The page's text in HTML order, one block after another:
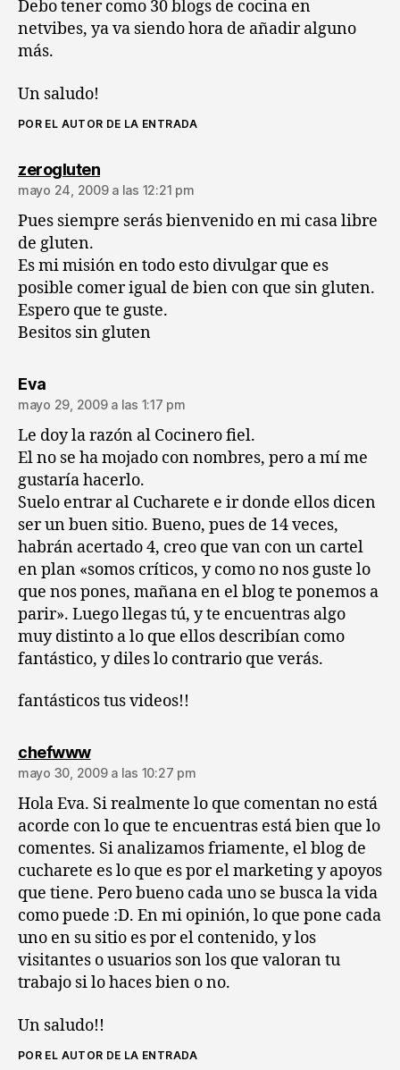
Debo tener como 30 blogs de cocina en
netvibes, ya va siendo hora de añadir alguno
más.
Un saludo!
POR EL AUTOR DE LA ENTRADA
zeroglutendice:
mayo 24, 2009 a las 12:21 pm
Pues siempre serás bienvenido en mi casa libre
de gluten.
Es mi misión en todo esto divulgar que es
posible comer igual de bien con que sin gluten.
Espero que te guste.
Besitos sin gluten
Evadice:
mayo 29, 2009 a las 1:17 pm
Le doy la razón al Cocinero fiel.
El no se ha mojado con nombres, pero a mí me
gustaría hacerlo.
Suelo entrar al Cucharete e ir donde ellos dicen
ser un buen sitio. Bueno, pues de 14 veces,
habrán acertado 4, creo que van con un cartel
en plan «somos críticos, y como no nos guste lo
que nos pones, mañana en el blog te ponemos a
parir». Luego llegas tú, y te encuentras algo
muy distinto a lo que ellos describían como
fantástico, y diles lo contrario que verás.
fantásticos tus videos!!
chefwwwdice:
mayo 30, 2009 a las 10:27 pm
Hola Eva. Si realmente lo que comentan no está
acorde con lo que te encuentras está bien que lo
comentes. Si analizamos friamente, el blog de
cucharete es lo que es por el marketing y apoyos
que tiene. Pero bueno cada uno se busca la vida
como puede :D. En mi opinión, lo que pone cada
uno en su sitio es por el contenido, y los
visitantes o usuarios son los que valoran tu
trabajo si lo haces bien o no.
Un saludo!!
POR EL AUTOR DE LA ENTRADA